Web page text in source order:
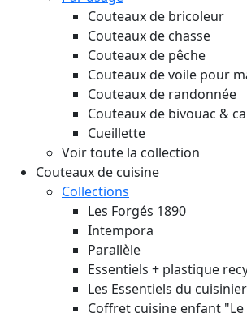
Couteaux de bricoleur
Couteaux de chasse
Couteaux de pêche
Couteaux de voile pour
Couteaux de randonnée
Couteaux de bivouac &
Cueillette
Voir toute la collection
Couteaux de cuisine
Collections
Les Forgés 1890
Intempora
Parallèle
Essentiels + plastique
Les Essentiels du cuisinier
Coffret cuisine enfant